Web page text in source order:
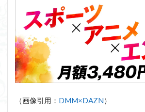
（画像引用： DMM×DAZN）